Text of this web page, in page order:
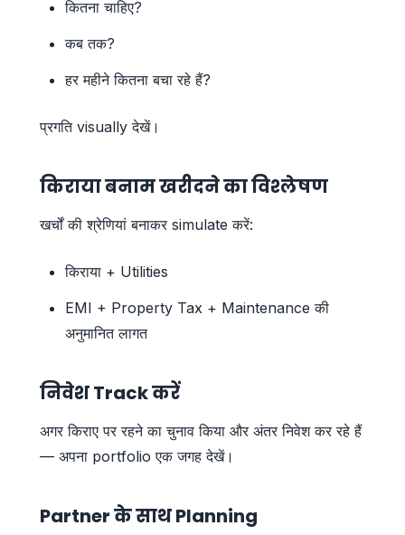
कितना चाहिए?
कब तक?
हर महीने कितना बचा रहे हैं?
प्रगति visually देखें।
किराया बनाम खरीदने का विश्लेषण
खर्चों की श्रेणियां बनाकर simulate करें:
किराया + Utilities
EMI + Property Tax + Maintenance की
अनुमानित लागत
निवेश Track करें
अगर किराए पर रहने का चुनाव किया और अंतर निवेश कर रहे हैं
— अपना portfolio एक जगह देखें।
Partner के साथ Planning